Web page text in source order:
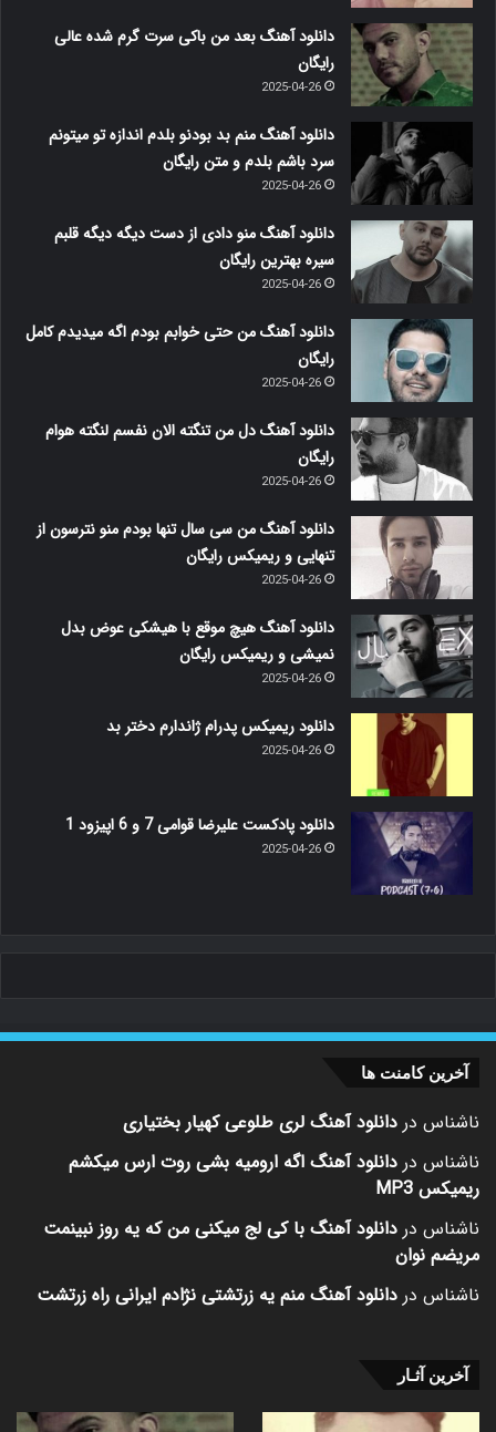
دانلود آهنگ بعد من باکی سرت گرم شده عالی
رایگان
2025-04-26
دانلود آهنگ منم بد بودنو بلدم اندازه تو میتونم
سرد باشم بلدم و متن رایگان
2025-04-26
دانلود آهنگ منو دادی از دست دیگه دیگه قلبم
سیره بهترین رایگان
2025-04-26
دانلود آهنگ من حتی خوابم بودم اگه میدیدم کامل
رایگان
2025-04-26
دانلود آهنگ دل من تنگته الان نفسم لنگته هوام
رایگان
2025-04-26
دانلود آهنگ من سی سال تنها بودم منو نترسون از
تنهایی و ریمیکس رایگان
2025-04-26
دانلود آهنگ هیچ موقع با هیشکی عوض بدل
نمیشی و ریمیکس رایگان
2025-04-26
دانلود ریمیکس پدرام ژاندارم دختر بد
2025-04-26
دانلود پادکست علیرضا قوامی 7 و 6 اپیزود 1
2025-04-26
آخرین کامنت ها
ناشناس در دانلود آهنگ لری طلوعی کهیار بختیاری
ناشناس در دانلود آهنگ اگه ارومیه بشی روت ارس میکشم
ریمیکس MP3
ناشناس در دانلود آهنگ با کی لج میکنی من که یه روز نبینمت
مریضم نوان
ناشناس در دانلود آهنگ منم یه زرتشتی نژادم ایرانی راه زرتشت
آخرین آثـار